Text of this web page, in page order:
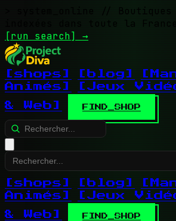
// Boutiques
indexées dans toute la France
[run search] →
[shops] [blog]
Animés]
[Jeux
& Web]
FIND_SHOP
[shops] [blog]
Animés]
[Jeux
& Web]
FIND_SHOP